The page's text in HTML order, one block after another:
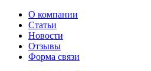
О компании
Статьи
Новости
Отзывы
Форма связи